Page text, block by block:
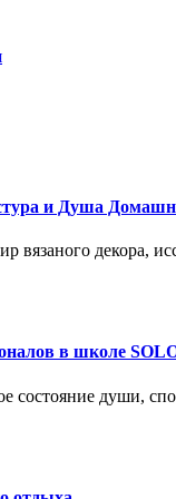
и Душа
вязаного декора,
в школе
состояние души,